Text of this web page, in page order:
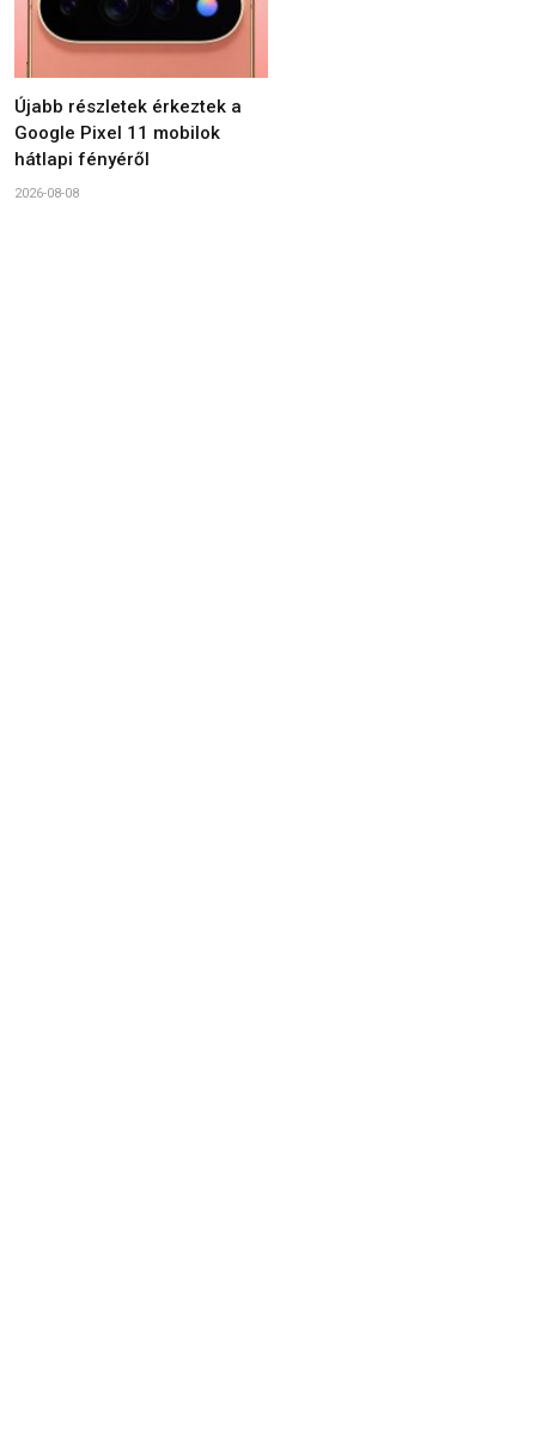
Újabb részletek érkeztek a
Google Pixel 11 mobilok
hátlapi fényéről
2026-08-08